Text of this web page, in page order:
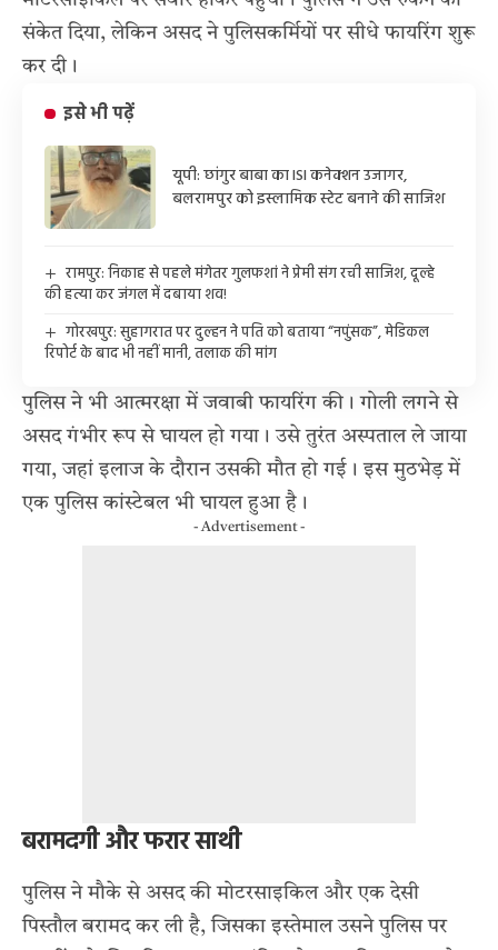
संकेत दिया, लेकिन असद ने पुलिसकर्मियों पर सीधे फायरिंग शुरू
कर दी।
इसे भी पढ़ें
यूपी: छांगुर बाबा का ISI कनेक्शन उजागर,
बलरामपुर को इस्लामिक स्टेट बनाने की साजिश
रामपुर: निकाह से पहले मंगेतर गुलफशां ने प्रेमी संग रची साजिश, दूल्हे
की हत्या कर जंगल में दबाया शव!
गोरखपुर: सुहागरात पर दुल्हन ने पति को बताया “नपुंसक”, मेडिकल
रिपोर्ट के बाद भी नहीं मानी, तलाक की मांग
पुलिस ने भी आत्मरक्षा में जवाबी फायरिंग की। गोली लगने से
असद गंभीर रूप से घायल हो गया। उसे तुरंत अस्पताल ले जाया
गया, जहां इलाज के दौरान उसकी मौत हो गई। इस मुठभेड़ में
एक पुलिस कांस्टेबल भी घायल हुआ है।
- Advertisement -
बरामदगी और फरार साथी
पुलिस ने मौके से असद की मोटरसाइकिल और एक देसी
पिस्तौल बरामद कर ली है, जिसका इस्तेमाल उसने पुलिस पर